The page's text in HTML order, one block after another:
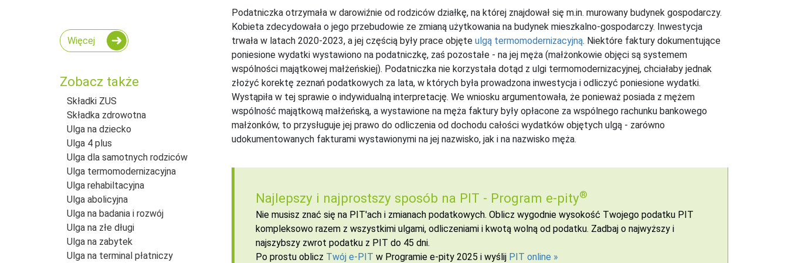
Więcej
Zobacz także
Składki ZUS
Składka zdrowotna
Ulga na dziecko
Ulga 4 plus
Ulga dla samotnych rodziców
Ulga termomodernizacyjna
Ulga rehabiltacyjna
Ulga abolicyjna
Ulga na badania i rozwój
Ulga na złe długi
Ulga na zabytek
Ulga na terminal płatniczy
Podatniczka otrzymała w darowiźnie od rodziców działkę, na której znajdował się m.in. murowany budynek gospodarczy.
Kobieta zdecydowała o jego przebudowie ze zmianą użytkowania na budynek mieszkalno-gospodarczy. Inwestycja
trwała w latach 2020-2023, a jej częścią były prace objęte ulgą termomodernizacyjną. Niektóre faktury dokumentujące
poniesione wydatki wystawiono na podatniczkę, zaś pozostałe - na jej męża (małżonkowie objęci są systemem
wspólności majątkowej małżeńskiej). Podatniczka nie korzystała dotąd z ulgi termomodernizacyjnej, chciałaby jednak
złożyć korektę zeznań podatkowych za lata, w których była prowadzona inwestycja i odliczyć poniesione wydatki.
Wystąpiła w tej sprawie o indywidualną interpretację. We wniosku argumentowała, że ponieważ posiada z mężem
wspólność majątkową małżeńską, a wystawione na męża faktury były opłacone za wspólnego rachunku bankowego
małżonków, to przysługuje jej prawo do odliczenia od dochodu całości wydatków objętych ulgą - zarówno
udokumentowanych fakturami wystawionymi na jej nazwisko, jak i na nazwisko męża.
Najlepszy i najprostszy sposób na PIT - Program e-pity®
Nie musisz znać się na PIT'ach i zmianach podatkowych. Oblicz wygodnie wysokość Twojego podatku PIT
kompleksowo razem z wszystkimi ulgami, odliczeniami i kwotą wolną od podatku. Zadbaj o najwyższy i
najszybszy zwrot podatku z PIT do 45 dni.
Po prostu oblicz Twój e-PIT w Programie e-pity 2025 i wyślij PIT online